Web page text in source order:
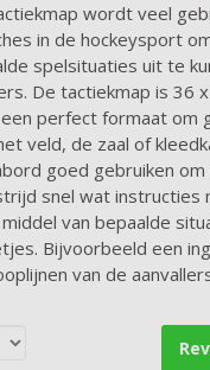
wordt veel
in de hockeysport
spelsituaties uit te
De tactiekmap is 36
perfect formaat om
veld, de zaal of
goed gebruiken
snel wat instructies
van bepaalde
Bijvoorbeeld een
van de